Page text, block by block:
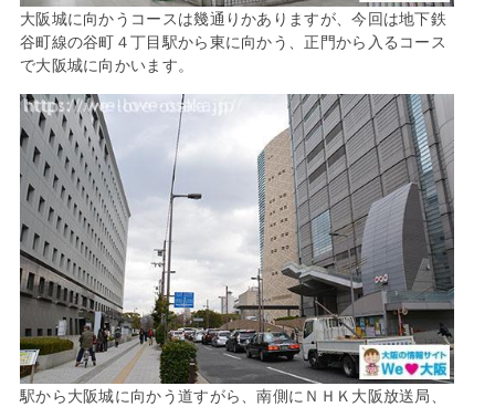
大阪城に向かうコースは幾通りかありますが、今回は地下鉄
谷町線の谷町４丁目駅から東に向かう、正門から入るコース
で大阪城に向かいます。
駅から大阪城に向かう道すがら、南側にＮＨＫ大阪放送局、